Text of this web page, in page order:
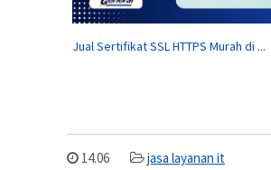
Jual Sertifikat SSL HTTPS Murah di ...
14.06 jasa layanan it